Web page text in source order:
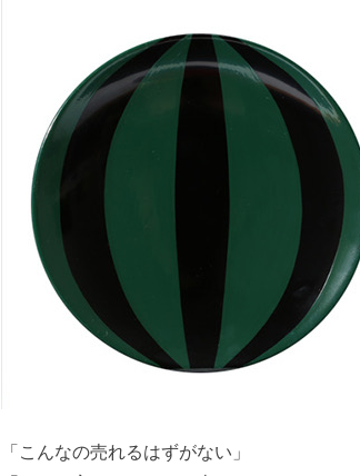
「こんなの売れるはずがない」